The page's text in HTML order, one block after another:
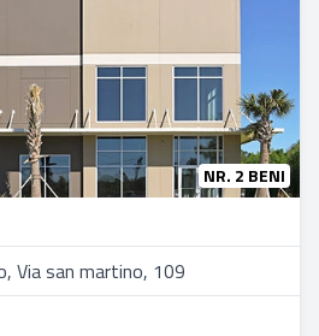
NR. 2 BENI
Via san martino, 109